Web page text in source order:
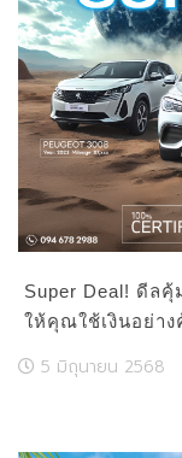
Super Deal! ดีล
ให้คุณใช้เงินอย่า
5 มิถุนายน 2568